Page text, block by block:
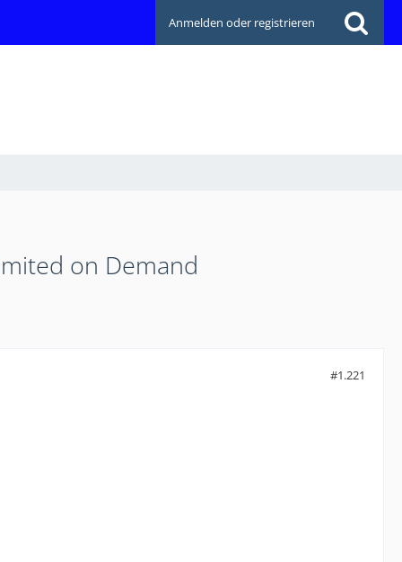
Anmelden oder registrieren
on Demand
#1.221